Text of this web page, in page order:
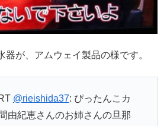
器が、アムウェイ製品の様です。
@rieishida37: ぴったんこカ
由紀恵さんのお姉さんの旦那